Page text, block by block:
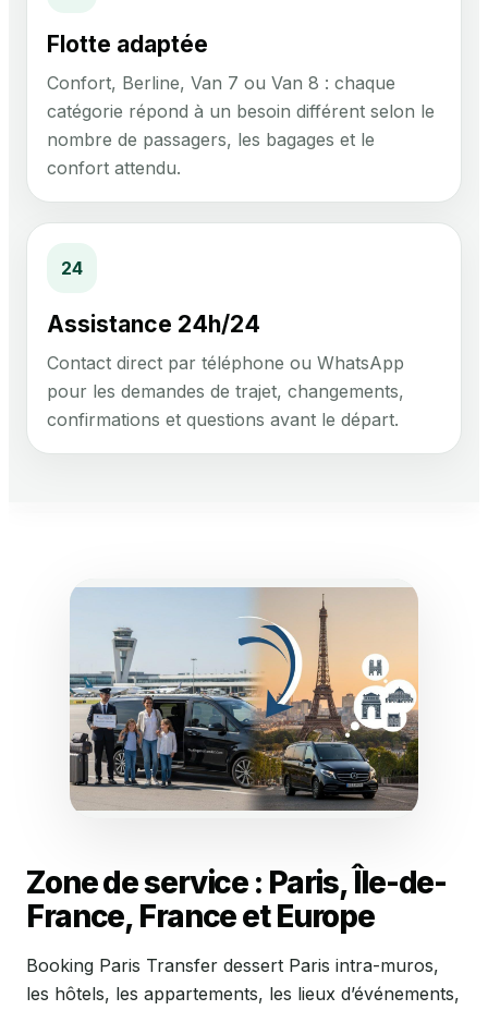
Flotte adaptée
Confort, Berline, Van 7 ou Van 8 : chaque
catégorie répond à un besoin différent selon le
nombre de passagers, les bagages et le
confort attendu.
24
Assistance 24h/24
Contact direct par téléphone ou WhatsApp
pour les demandes de trajet, changements,
confirmations et questions avant le départ.
Zone de service : Paris, Île-de-
France, France et Europe
Booking Paris Transfer dessert Paris intra-muros,
les hôtels, les appartements, les lieux d’événements,